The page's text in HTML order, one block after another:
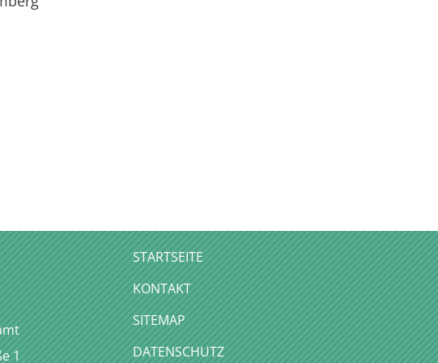
1
STARTSEITE
KONTAKT
SITEMAP
DATENSCHUTZ